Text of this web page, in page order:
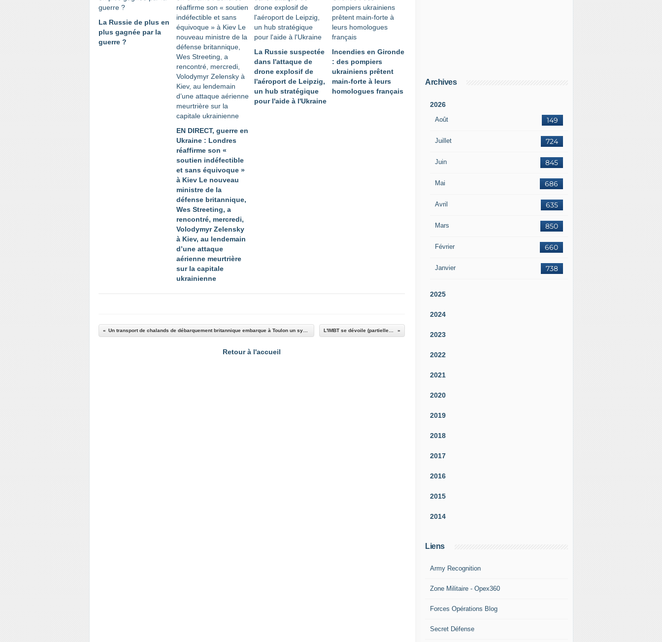
La Russie de plus en
plus gagnée par la
guerre ?
EN DIRECT, guerre en
Ukraine : Londres
réaffirme son «
soutien indéfectible
et sans équivoque »
à Kiev Le nouveau
ministre de la
défense britannique,
Wes Streeting, a
rencontré, mercredi,
Volodymyr Zelensky
à Kiev, au lendemain
d’une attaque
aérienne meurtrière
sur la capitale
ukrainienne
La Russie suspectée
dans l'attaque de
drone explosif de
l'aéroport de Leipzig,
un hub stratégique
pour l'aide à l'Ukraine
Incendies en Gironde
: des pompiers
ukrainiens prêtent
main-forte à leurs
homologues français
L'IMBT se dévoile (partiellement) avant Eurosatory
Retour à l'accueil
Archives
2026
Août 149
Juillet 724
Juin 845
Mai 686
Avril 635
Mars 850
Février 660
Janvier 738
2025
2024
2023
2022
2021
2020
2019
2018
2017
2016
2015
2014
Liens
Army Recognition
Zone Militaire - Opex360
Forces Opérations Blog
Secret Défense